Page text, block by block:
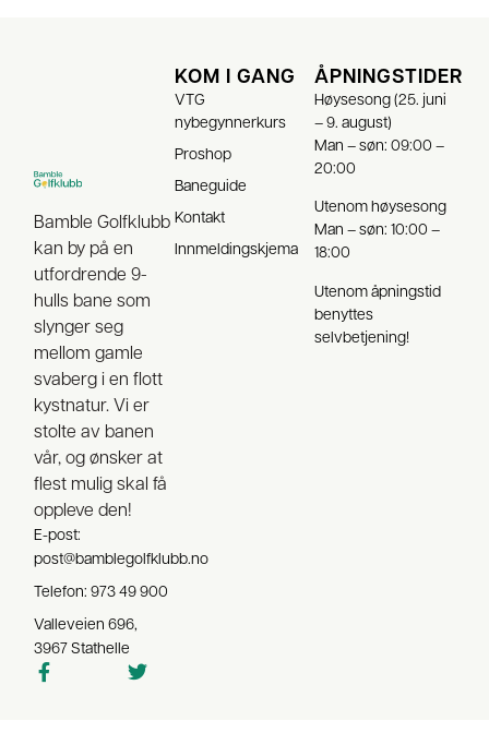
Bamble Golfklubb
kan by på en
utfordrende 9-
hulls bane som
slynger seg
mellom gamle
svaberg i en flott
kystnatur. Vi er
stolte av banen
vår, og ønsker at
flest mulig skal få
oppleve den!
E-post:
post@bamblegolfklubb.no
Telefon: 973 49 900
Valleveien 696,
3967 Stathelle
KOM I GANG
VTG
nybegynnerkurs
Proshop
Baneguide
Kontakt
Innmeldingskjema
ÅPNINGSTIDER
Høysesong (25. juni
– 9. august)
Man – søn: 09:00 –
20:00
Utenom høysesong
Man – søn: 10:00 –
18:00
Utenom åpningstid
benyttes
selvbetjening!